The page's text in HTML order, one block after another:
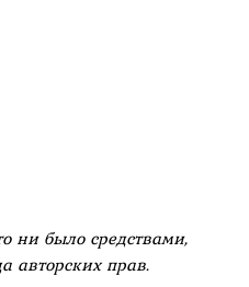
ни было средствами,
авторских прав.